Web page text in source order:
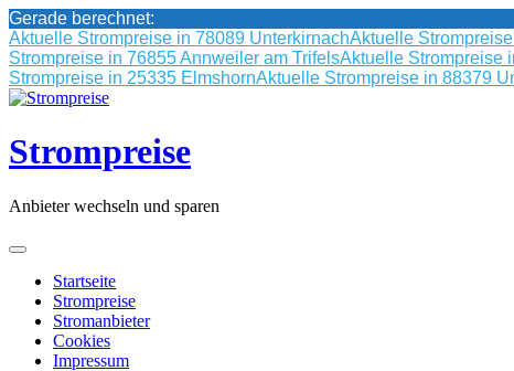
Gerade berechnet:
Aktuelle Strompreise in 78089 UnterkirnachAktuelle
Strompreise in 76855 Annweiler am TrifelsAktuelle Strompreise
Strompreise in 25335 ElmshornAktuelle Strompreise in 88379
Skip
content
Strompreise
Anbieter wechseln und sparen
Startseite
Strompreise
Stromanbieter
Cookies
Impressum